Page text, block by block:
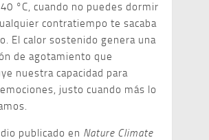
°C, cuando no puedes dormir
contratiempo te sacaba
El calor sostenido genera una
de agotamiento que
nuestra capacidad para
justo cuando más lo
publicado en Nature Climate